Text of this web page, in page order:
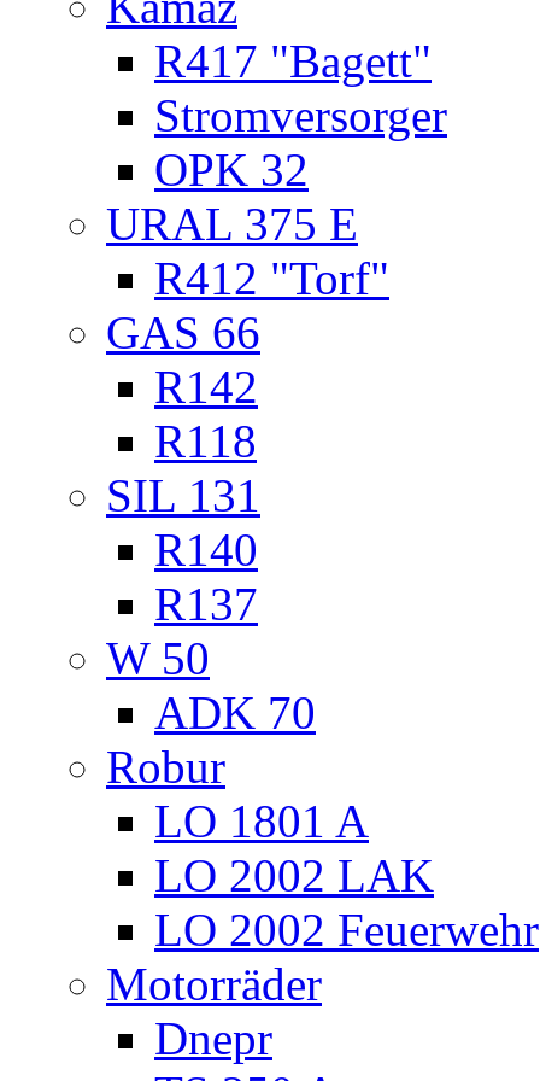
R417 "Bagett"
Stromversorger
OPK 32
URAL 375 E
R412 "Torf"
GAS 66
R142
R118
SIL 131
R140
R137
W 50
ADK 70
Robur
LO 1801 A
LO 2002 LAK
LO 2002 Feuerwehr
Motorräder
Dnepr